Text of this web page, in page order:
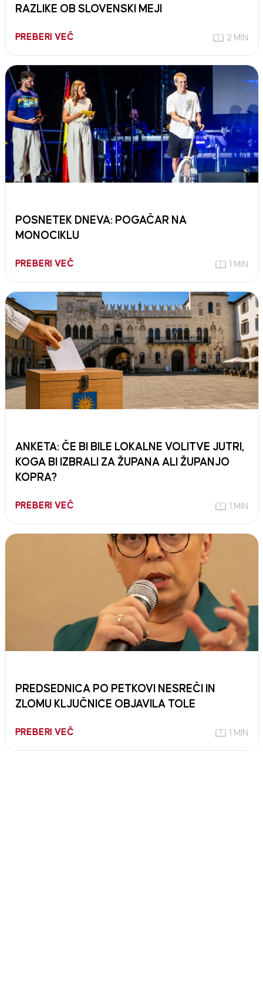
RAZLIKE OB SLOVENSKI MEJI
PREBERI VEČ 2 MIN
POSNETEK DNEVA: POGAČAR NA
MONOCIKLU
PREBERI VEČ 1 MIN
ANKETA: ČE BI BILE LOKALNE VOLITVE JUTRI,
KOGA BI IZBRALI ZA ŽUPANA ALI ŽUPANJO
KOPRA?
PREBERI VEČ 1 MIN
PREDSEDNICA PO PETKOVI NESREČI IN
ZLOMU KLJUČNICE OBJAVILA TOLE
PREBERI VEČ 1 MIN